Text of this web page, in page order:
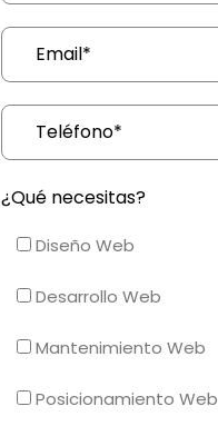
¿Qué necesitas?
Diseño Web
Desarrollo Web
Mantenimiento Web
Posicionamiento Web